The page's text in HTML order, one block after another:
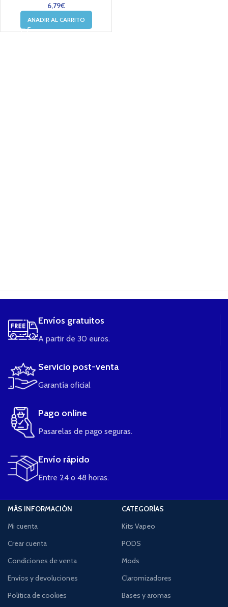
6,79€
AÑADIR AL CARRITO
Envíos gratuitos
A partir de 30 euros.
Servicio post-venta
Garantía oficial
Pago online
Pasarelas de pago seguras.
Envío rápido
Entre 24 o 48 horas.
MÁS INFORMACIÓN
Mi cuenta
Crear cuenta
Condiciones de venta
Envíos y devoluciones
Política de cookies
CATEGORÍAS
Kits Vapeo
PODS
Mods
Claromizadores
Bases y aromas